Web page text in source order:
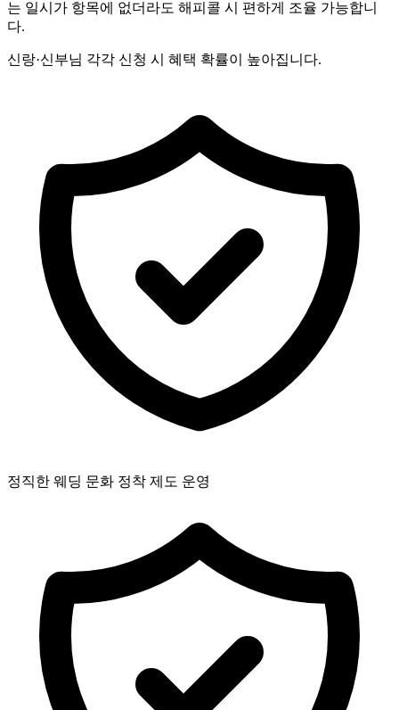
는 일시가 항목에 없더라도 해피콜 시 편하게 조율 가능합니
다.
신랑·신부님 각각 신청 시 혜택 확률이 높아집니다.
정직한 웨딩 문화 정착 제도 운영